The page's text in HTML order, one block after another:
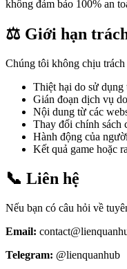
không đảm bảo 100% an
⚖️ Giới hạn
Chúng tôi không chịu trách
Thiệt hại do sử dụng
Gián đoạn dịch vụ
Nội dung từ các
Thay đổi chính sách
Hành động của
Kết quả game hoặc
📞 Liên hệ
Nếu bạn có câu hỏi về
Email:
Telegram: @lienquanhub